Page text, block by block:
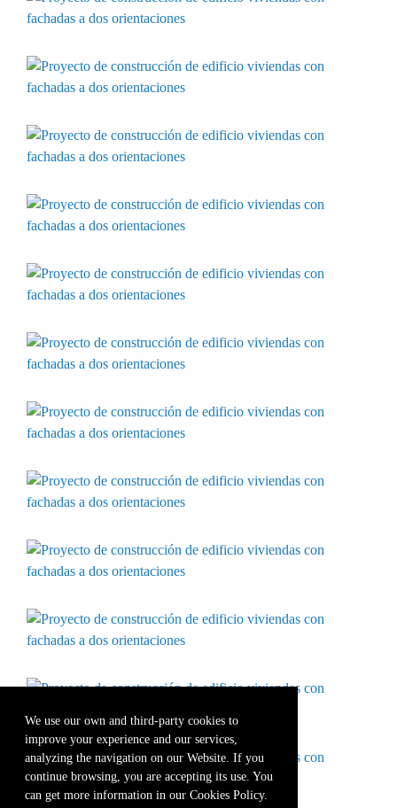
We use our own and third-party cookies to
improve your experience and our services,
analyzing the navigation on our Website. If you
continue browsing, you are accepting its use. You
can get more information in our Cookies Policy.